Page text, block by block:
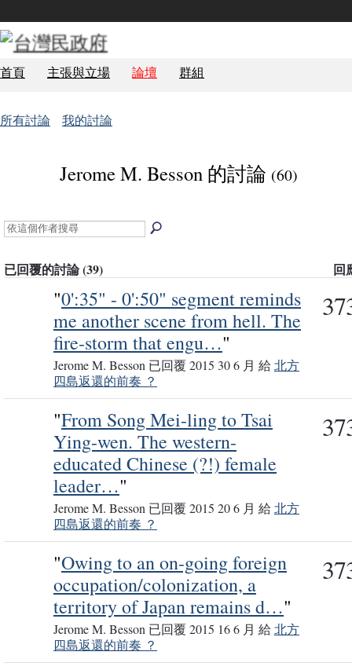
首頁 主張與立場 論壇 群組
所有討論 我的討論
Jerome M. Besson 的討論 (60)
已回覆的討論 (39) 回
"0':35" - 0':50" segment reminds
me another scene from hell. The
fire-storm that engu…"
Jerome M. Besson 已回覆 2015 30 6 月 給北方
四島返還的前奏 ？
"From Song Mei-ling to Tsai
Ying-wen. The western-
educated Chinese (?!) female
leader…"
Jerome M. Besson 已回覆 2015 20 6 月 給北方
四島返還的前奏 ？
"Owing to an on-going foreign
occupation/colonization, a
territory of Japan remains d…"
Jerome M. Besson 已回覆 2015 16 6 月 給北方
四島返還的前奏 ？